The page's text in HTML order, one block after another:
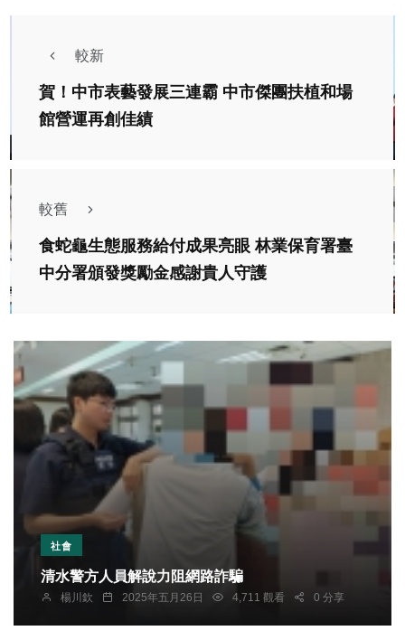
較新
賀！中市表藝發展三連霸 中市傑團扶植和場
館營運再創佳績
較舊
食蛇龜生態服務給付成果亮眼 林業保育署臺
中分署頒發獎勵金感謝貴人守護
社會
清水警方人員解說力阻網路詐騙
楊川欽 2025年五月26日 4,711 觀看 0 分享